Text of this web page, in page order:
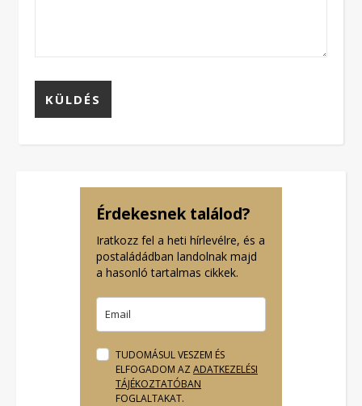
Érdekesnek találod?
Iratkozz fel a heti hírlevélre, és a
postaládádban landolnak majd
a hasonló tartalmas cikkek.
TUDOMÁSUL VESZEM ÉS
ELFOGADOM AZ ADATKEZELÉSI
TÁJÉKOZTATÓBAN
FOGLALTAKAT.